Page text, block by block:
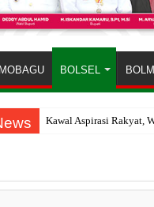
BOLSEL
Kawal Aspirasi Rakyat,